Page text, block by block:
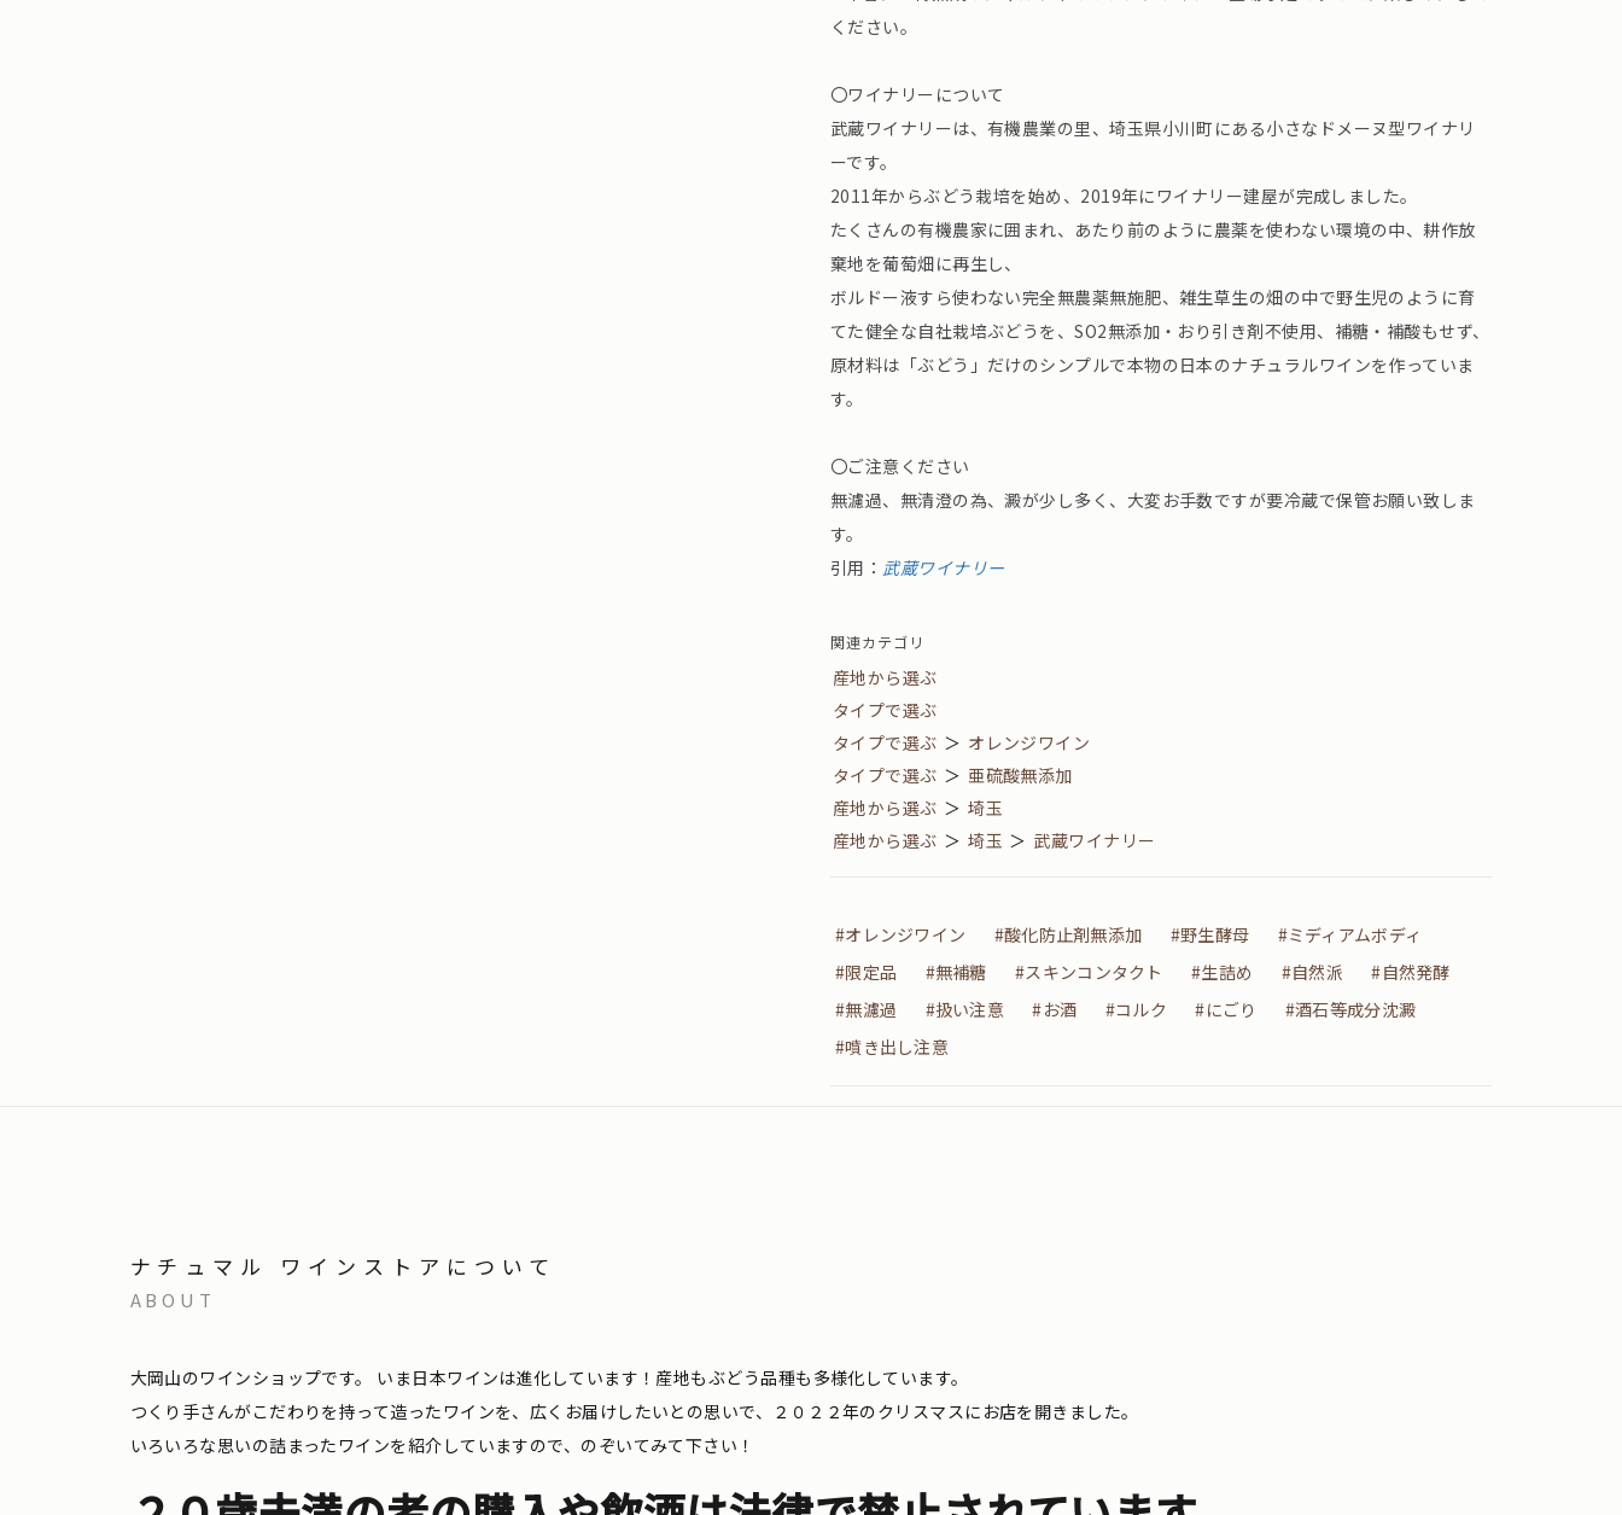
ください。
〇ワイナリーについて
武蔵ワイナリーは、有機農業の里、埼玉県小川町にある小さなドメーヌ型ワイナリ
ーです。
2011年からぶどう栽培を始め、2019年にワイナリー建屋が完成しました。
たくさんの有機農家に囲まれ、あたり前のように農薬を使わない環境の中、耕作放
棄地を葡萄畑に再生し、
ボルドー液すら使わない完全無農薬無施肥、雑生草生の畑の中で野生児のように育
てた健全な自社栽培ぶどうを、SO2無添加・おり引き剤不使用、補糖・補酸もせず、
原材料は「ぶどう」だけのシンプルで本物の日本のナチュラルワインを作っていま
す。
〇ご注意ください
無濾過、無清澄の為、澱が少し多く、大変お手数ですが要冷蔵で保管お願い致しま
す。
引用： 武蔵ワイナリー
関連カテゴリ
産地から選ぶ
タイプで選ぶ
タイプで選ぶ ＞ オレンジワイン
タイプで選ぶ ＞ 亜硫酸無添加
産地から選ぶ ＞ 埼玉
産地から選ぶ ＞ 埼玉 ＞ 武蔵ワイナリー
#オレンジワイン #酸化防止剤無添加 #野生酵母
#ミディアムボディ
#限定品
#無補糖 #スキンコンタクト #生詰め #自然派
#自然発酵
#無濾過
#扱い注意 #お酒 #コルク #にごり
#酒石等成分沈澱
#噴き出し注意
ナチュマル ワインストアについて
ABOUT
大岡山のワインショップです。
いま日本ワインは進化しています！産地もぶどう品種も多様化しています。
つくり手さんがこだわりを持って造ったワインを、広くお届けしたいとの思いで、２０２２年のクリスマスにお店を開きました。
いろいろな思いの詰まったワインを紹介していますので、のぞいてみて下さい！